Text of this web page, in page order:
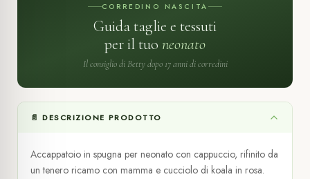
CORREDINO NASCITA
Guida taglie e tessuti
per il tuo neonato
Il consiglio di Betty dopo 17 anni di corredini
📄 DESCRIZIONE PRODOTTO
Accappatoio in spugna per neonato con cappuccio, rifinito da
un tenero ricamo con mamma e cucciolo di koala in rosa.